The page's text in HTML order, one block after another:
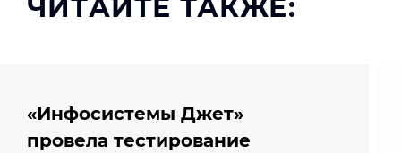
ЧИТАЙТЕ ТАКЖЕ:
«Инфосистемы Джет»
провела тестирование